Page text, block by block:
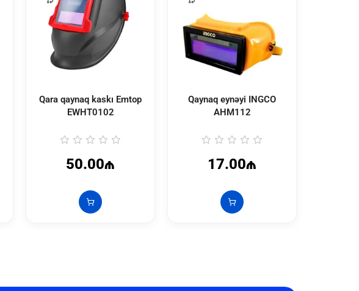
Qara qaynaq kaskı Emtop
EWHT0102
50.00₼
Qaynaq eynəyi INGCO
AHM112
17.00₼